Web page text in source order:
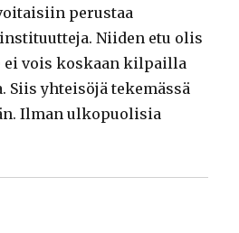
perustaa
Niiden etu olis
ei vois koskaan kilpailla
Siis yhteisöjä tekemässä
Ilman ulkopuolisia